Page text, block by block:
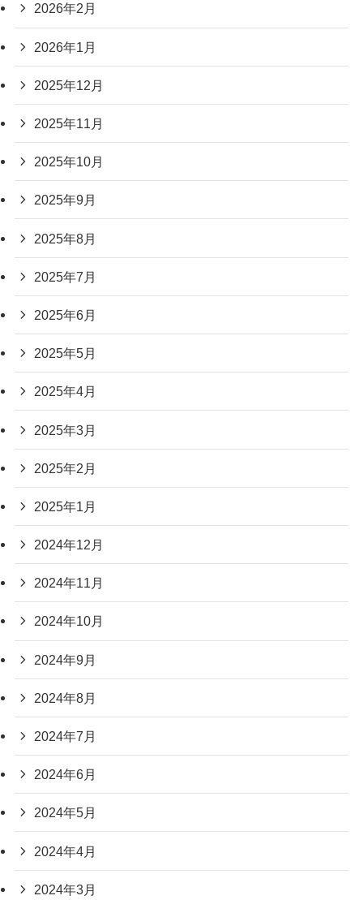
2026年2月
2026年1月
2025年12月
2025年11月
2025年10月
2025年9月
2025年8月
2025年7月
2025年6月
2025年5月
2025年4月
2025年3月
2025年2月
2025年1月
2024年12月
2024年11月
2024年10月
2024年9月
2024年8月
2024年7月
2024年6月
2024年5月
2024年4月
2024年3月